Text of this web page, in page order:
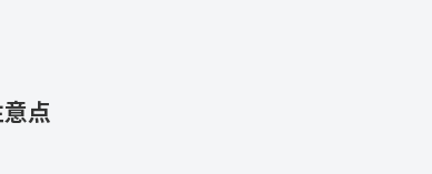
点